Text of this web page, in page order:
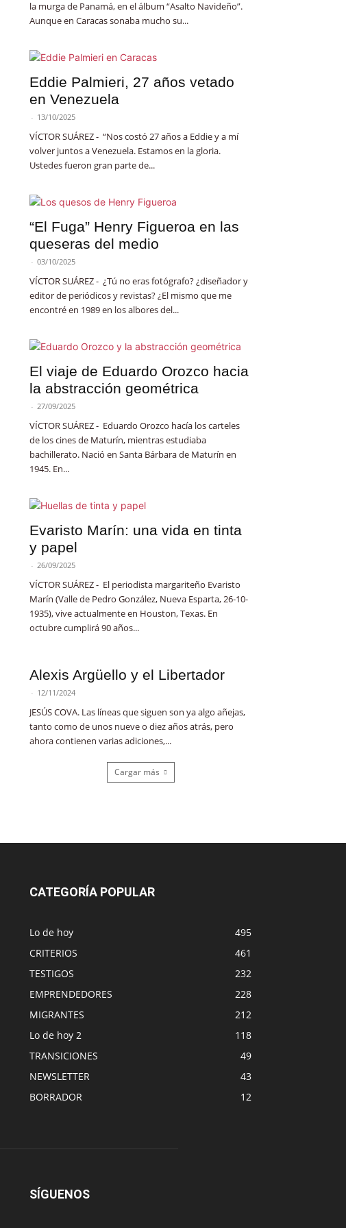
la murga de Panamá, en el álbum “Asalto Navideño”.
Aunque en Caracas sonaba mucho su...
Eddie Palmieri, 27 años vetado
en Venezuela
- 13/10/2025
VÍCTOR SUÁREZ - “Nos costó 27 años a Eddie y a mí
volver juntos a Venezuela. Estamos en la gloria.
Ustedes fueron gran parte de...
“El Fuga” Henry Figueroa en las
queseras del medio
- 03/10/2025
VÍCTOR SUÁREZ - ¿Tú no eras fotógrafo? ¿diseñador y
editor de periódicos y revistas? ¿El mismo que me
encontré en 1989 en los albores del...
El viaje de Eduardo Orozco hacia
la abstracción geométrica
- 27/09/2025
VÍCTOR SUÁREZ - Eduardo Orozco hacía los carteles
de los cines de Maturín, mientras estudiaba
bachillerato. Nació en Santa Bárbara de Maturín en
1945. En...
Evaristo Marín: una vida en tinta
y papel
- 26/09/2025
VÍCTOR SUÁREZ - El periodista margariteño Evaristo
Marín (Valle de Pedro González, Nueva Esparta, 26-10-
1935), vive actualmente en Houston, Texas. En
octubre cumplirá 90 años...
Alexis Argüello y el Libertador
- 12/11/2024
JESÚS COVA. Las líneas que siguen son ya algo añejas,
tanto como de unos nueve o diez años atrás, pero
ahora contienen varias adiciones,...
Cargar más
CATEGORÍA POPULAR
Lo de hoy
495
CRITERIOS
461
TESTIGOS
232
EMPRENDEDORES
228
MIGRANTES
212
Lo de hoy 2
118
TRANSICIONES
49
NEWSLETTER
43
BORRADOR
12
SÍGUENOS